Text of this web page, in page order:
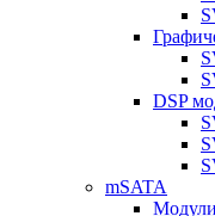
DSP
mSATA